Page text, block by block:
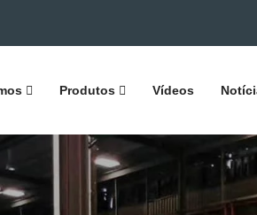
Produtos Vídeos